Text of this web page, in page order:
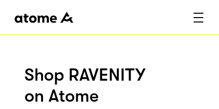
Shop RAVENITY
on Atome